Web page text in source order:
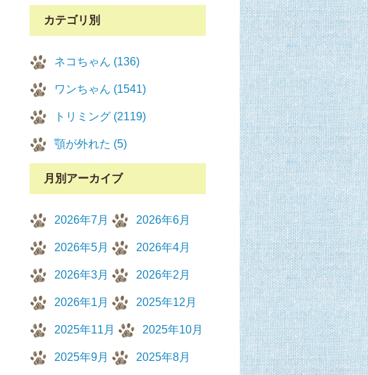
カテゴリ別
ネコちゃん (136)
ワンちゃん (1541)
トリミング (2119)
顎が外れた (5)
月別アーカイブ
2026年7月 2026年6月
2026年5月 2026年4月
2026年3月 2026年2月
2026年1月 2025年12月
2025年11月 2025年10月
2025年9月 2025年8月